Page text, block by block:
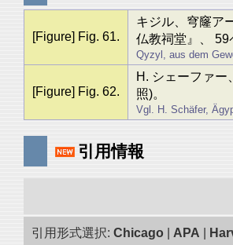
[Figure] Fig. 61.
キジル、穹窿ア
仏教祠堂』、 59
Qyzyl, aus dem
[Figure] Fig. 62.
H. シェーファ
照)。
Vgl. H. Schäfer,
引用情報
引用形式選択: Chicago APA